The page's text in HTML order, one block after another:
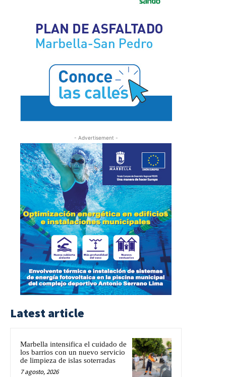
- Advertisement -
Latest article
Marbella intensifica el cuidado de
los barrios con un nuevo servicio
de limpieza de islas soterradas
7 agosto, 2026